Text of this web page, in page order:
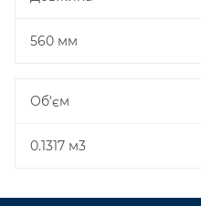
560 мм
Об'єм
0.1317 м3